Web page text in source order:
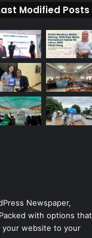
Modified Posts
Newspaper,
with options that
your website to your